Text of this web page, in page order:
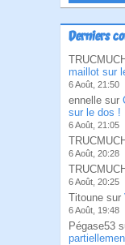
Derniers
maillot sur
6 Août, 21:50
ennelle sur
sur le dos !
6 Août, 21:05
6 Août, 20:28
6 Août, 20:25
Titoune sur
6 Août, 19:48
Pégase53